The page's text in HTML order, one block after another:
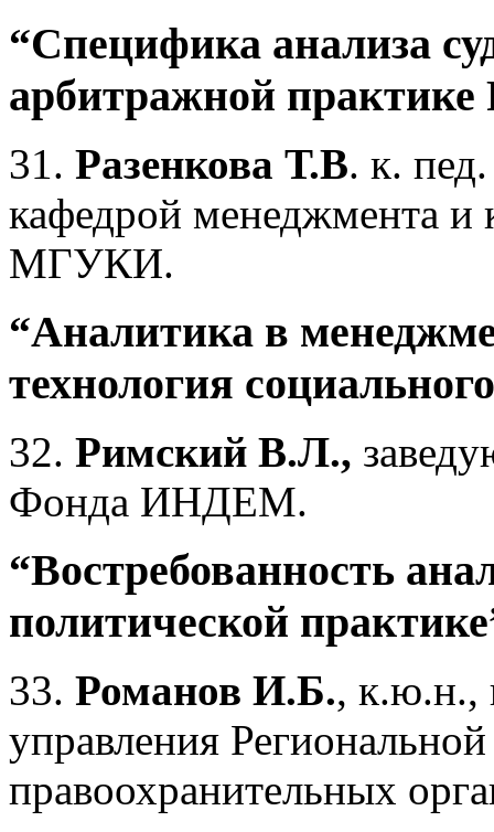
“Специфика анализа
арбитражной практике
31. Разенкова Т.В. к.
кафедрой менеджмента и
МГУКИ.
“Аналитика в
технология
32. Римский В.Л.,
Фонда ИНДЕМ.
“Востребованность
политической
33. Романов И.Б., к.ю.н.,
управления
правоохранительных